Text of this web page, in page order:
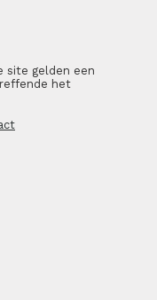
site gelden een
het